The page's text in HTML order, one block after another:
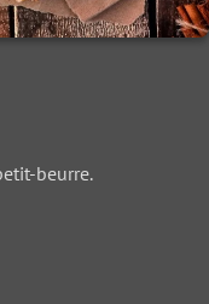
beurre.